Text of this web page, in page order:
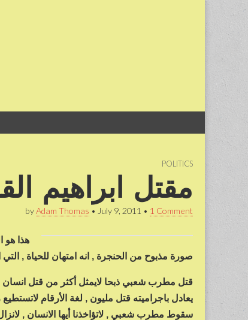
menu
POLITICS
مقتل ابراهيم
byAdam Thomas • July 9, 2011 • 1 Comment
هذا هو
صورة مذبوح من الحنجرة , انه امتهان للحياة ,
قتل مطرب شعبي ذبحا لايمثل أكثر من قتل انسان ,
يعادل باجراميته قتل مليون , لغة الأرقام لاتستطيع
سقوط مطرب شعبي , لاتؤاخذنا أيها الانسان ,